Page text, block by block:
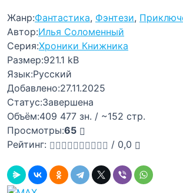
Жанр:Фантастика, Фэнтези,
Автор:Илья Соломенный
Серия:Хроники Книжника
Размер:921.1 kB
Язык:Русский
Добавлено:27.11.2025
Статус:Завершена
Объём:409 477 зн. / ~152 стр.
Просмотры:65
Рейтинг:
/ 0,0